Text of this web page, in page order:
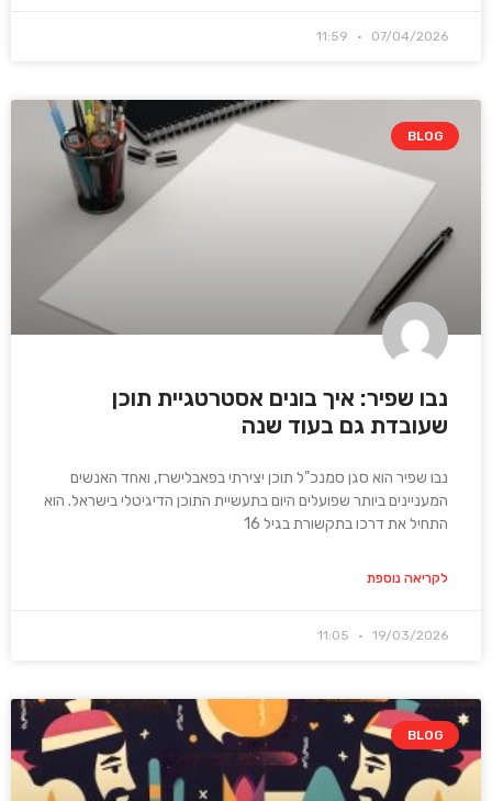
07/04/2026
BLOG
נבו שפיר: איך בונים אסטרטגיית תוכן
שעובדת גם בעוד שנה
נבו שפיר הוא סגן סמנכ"ל תוכן יצירתי בפאבלישרז, ואחד האנשים
המעניינים ביותר שפועלים היום בתעשיית התוכן הדיגיטלי בישראל. הוא
התחיל את דרכו בתקשורת בגיל 16
לקריאה נוספת
19/03/2026
BLOG